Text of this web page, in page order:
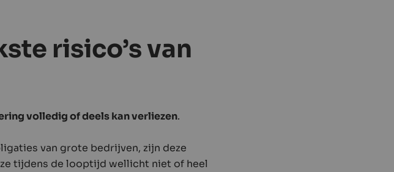
risico’s van
volledig of deels kan verliezen.
van grote bedrijven, zijn deze
tijdens de looptijd wellicht niet of heel